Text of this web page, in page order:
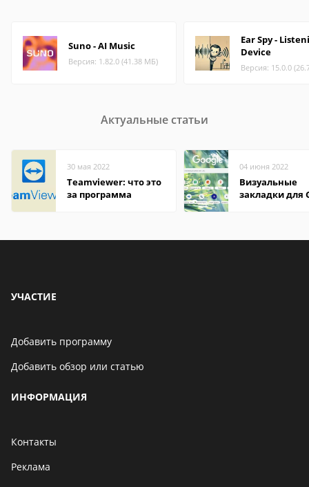
Suno - AI Music
Версия: 1.82.0 (41.38 МБ)
Ear Spy -
Device
Версия: 15.0.0
Актуальные статьи
30 мая 2022
Teamviewer: что это
за программа
04 июня 2022
Визуальные
закладки для
УЧАСТИЕ
Добавить программу
Добавить обзор или статью
ИНФОРМАЦИЯ
Контакты
Реклама